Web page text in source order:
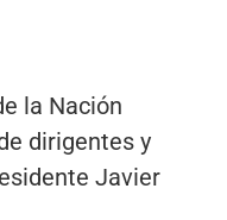
la Nación
dirigentes y
Javier